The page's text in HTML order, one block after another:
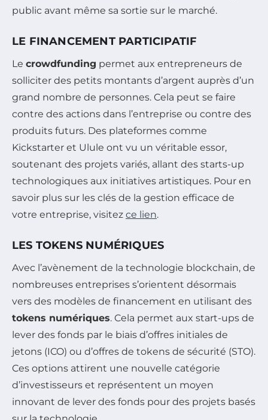
public avant même sa sortie sur le marché.
LE FINANCEMENT PARTICIPATIF
Le crowdfunding permet aux entrepreneurs de
solliciter des petits montants d’argent auprès d’un
grand nombre de personnes. Cela peut se faire
contre des actions dans l’entreprise ou contre des
produits futurs. Des plateformes comme
Kickstarter et Ulule ont vu un véritable essor,
soutenant des projets variés, allant des starts-up
technologiques aux initiatives artistiques. Pour en
savoir plus sur les clés de la gestion efficace de
votre entreprise, visitez ce lien.
LES TOKENS NUMÉRIQUES
Avec l’avènement de la technologie blockchain, de
nombreuses entreprises s’orientent désormais
vers des modèles de financement en utilisant des
tokens numériques. Cela permet aux start-ups de
lever des fonds par le biais d’offres initiales de
jetons (ICO) ou d’offres de tokens de sécurité (STO).
Ces options attirent une nouvelle catégorie
d’investisseurs et représentent un moyen
innovant de lever des fonds pour des projets basés